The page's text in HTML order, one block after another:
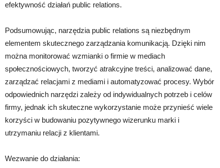
efektywność działań public relations.
Podsumowując, narzędzia public relations są niezbędnym
elementem skutecznego zarządzania komunikacją. Dzięki nim
można monitorować wzmianki o firmie w mediach
społecznościowych, tworzyć atrakcyjne treści, analizować dane,
zarządzać relacjami z mediami i automatyzować procesy. Wybór
odpowiednich narzędzi zależy od indywidualnych potrzeb i celów
firmy, jednak ich skuteczne wykorzystanie może przynieść wiele
korzyści w budowaniu pozytywnego wizerunku marki i
utrzymaniu relacji z klientami.
Wezwanie do działania: